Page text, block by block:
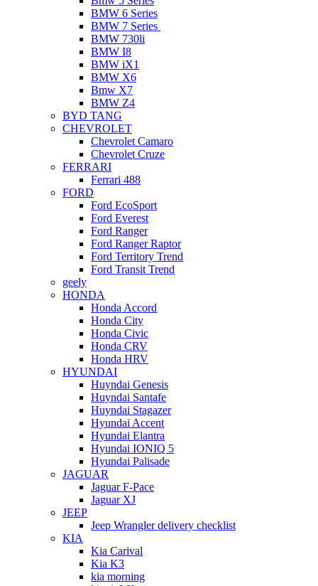
BMW 6 Series
BMW 7 Series
BMW 730li
BMW I8
BMW iX1
BMW X6
Bmw X7
BMW Z4
BYD TANG
CHEVROLET
Chevrolet Camaro
Chevrolet Cruze
FERRARI
Ferrari 488
FORD
Ford EcoSport
Ford Everest
Ford Ranger
Ford Ranger Raptor
Ford Territory Trend
Ford Transit Trend
geely
HONDA
Honda Accord
Honda City
Honda Civic
Honda CRV
Honda HRV
HYUNDAI
Huyndai Genesis
Huyndai Santafe
Huyndai Stagazer
Hyundai Accent
Hyundai Elantra
Hyundai IONIQ 5
Hyundai Palisade
JAGUAR
Jaguar F-Pace
Jaguar XJ
JEEP
Jeep Wrangler delivery checklist
KIA
Kia Carival
Kia K3
kia morning